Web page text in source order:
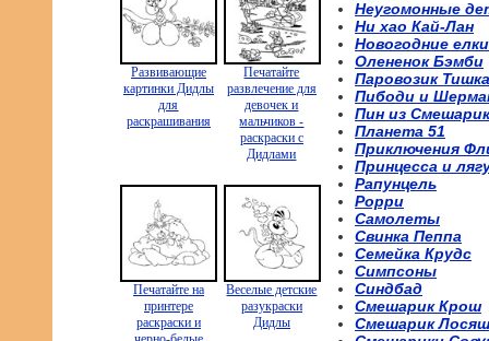
Развивающие
картинки Дидлы
для
раскрашивания
Печатайте
развлечение для
девочек и
мальчиков -
раскраски с
Дидлами
Печатайте на
принтере
раскраски и
Веселые детские
разукраски
Дидлы
Неугомонные
Ни хао Кай-Лан
Новогодние елки
Олененок Бэмби
Паровозик Тишка
Пибоди и
Пин из
Планета 51
Приключения
Принцесса и
Рапунцель
Рорри
Самолеты
Свинка Пеппа
Семейка Крудс
Симпсоны
Синдбад
Смешарик Крош
Смешарик Лосяш